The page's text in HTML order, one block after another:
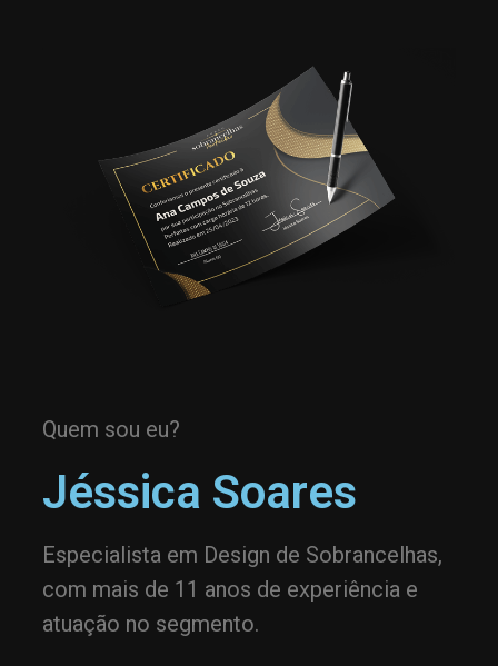
Quem sou eu?
Jéssica Soares
Especialista em Design de Sobrancelhas,
com mais de 11 anos de experiência e
atuação no segmento.